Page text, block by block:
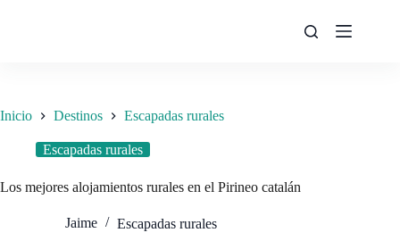
Inicio Destinos Escapadas rurales
Escapadas rurales
Los mejores alojamientos rurales en el Pirineo catalán
Jaime Escapadas rurales